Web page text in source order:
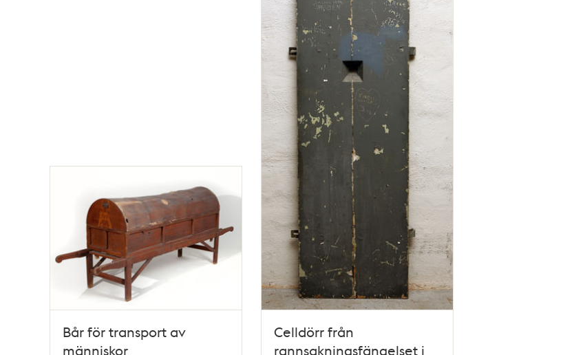
Bår för transport av
människor
Celldörr från
rannsakningsfängelset i